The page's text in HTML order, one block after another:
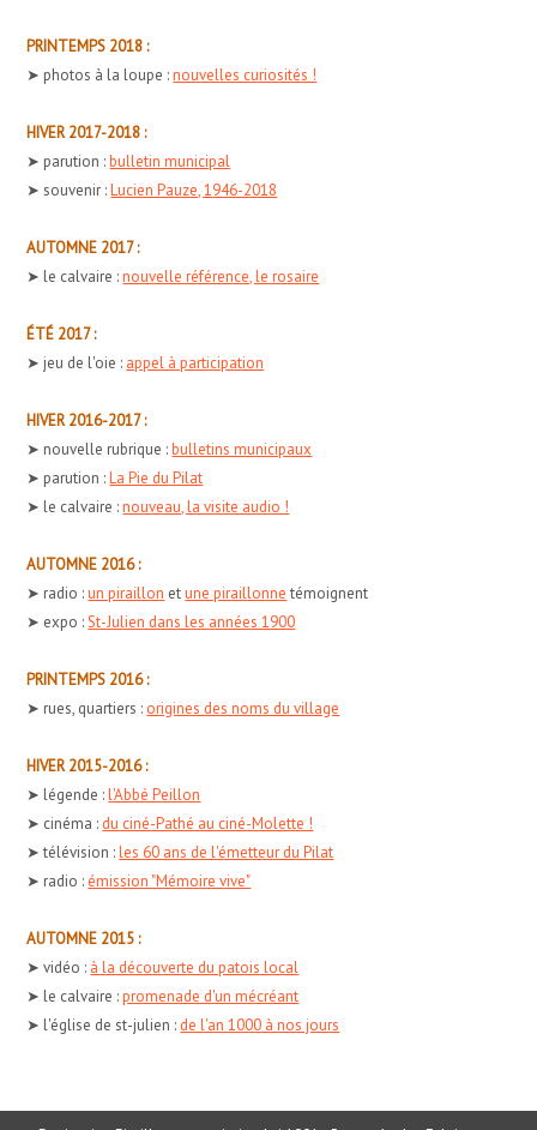
PRINTEMPS 2018 :
➤ photos à la loupe :nouvelles curiosités !
HIVER 2017-2018 :
➤ parution :bulletin municipal
➤ souvenir :Lucien Pauze, 1946-2018
AUTOMNE 2017 :
➤ le calvaire :nouvelle référence, le rosaire
ÉTÉ 2017 :
➤ jeu de l'oie : appel à participation
HIVER 2016-2017 :
➤ nouvelle rubrique :bulletins municipaux
➤ parution :La Pie du Pilat
➤ le calvaire :nouveau, la visite audio !
AUTOMNE 2016 :
➤ radio :un piraillon etune piraillonne témoignent
➤ expo :St-Julien dans les années 1900
PRINTEMPS 2016 :
➤ rues, quartiers : origines des noms du village
HIVER 2015-2016 :
➤ légende :l'Abbé Peillon
➤ cinéma : du ciné-Pathé au ciné-Molette !
➤ télévision :les 60 ans de l'émetteur du Pilat
➤ radio : émission "Mémoire vive"
AUTOMNE 2015 :
➤ vidéo : à la découverte du patois local
➤ le calvaire :promenade d'un mécréant
➤ l'église de st-julien : de l'an 1000 à nos jours